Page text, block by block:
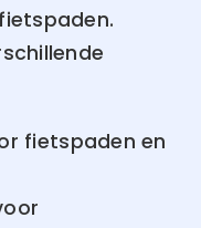
fietspaden en